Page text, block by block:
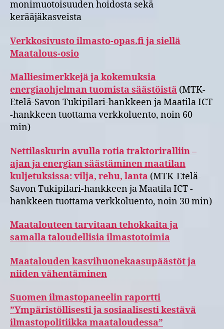
monimuotoisuuden hoidosta sekä
kerääjäkasveista
Verkkosivusto ilmasto-opas.fi ja siellä
Maatalous-osio
Malliesimerkkejä ja kokemuksia
energiaohjelman tuomista säästöistä (MTK-
Etelä-Savon Tukipilari-hankkeen ja Maatila ICT
-hankkeen tuottama verkkoluento, noin 60
min)
Nettilaskurin avulla rotia traktoriralliin –
ajan ja energian säästäminen maatilan
kuljetuksissa: vilja, rehu, lanta (MTK-Etelä-
Savon Tukipilari-hankkeen ja Maatila ICT -
hankkeen tuottama verkkoluento, noin 30 min)
Maatalouteen tarvitaan tehokkaita ja
samalla taloudellisia ilmastotoimia
Maatalouden kasvihuonekaasupäästöt ja
niiden vähentäminen
Suomen ilmastopaneelin raportti
”Ympäristöllisesti ja sosiaalisesti kestävä
ilmastopolitiikka maataloudessa”